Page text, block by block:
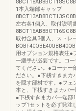
1本入端部キャップ
左右各1個入、取付説明
取付金具3個入、ストレ
用オプション規格表注●
ー継手が必要です。コ
てください。●コーナー
ださい。●下桟すきまカ
を隠す部材です。●フェ
本と、下桟すきまカバ
●下桟すきまカバー端部
ップ1セットを必ず発注